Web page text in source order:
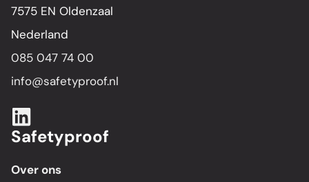
7575 EN Oldenzaal
Nederland
085 047 74 00
info@safetyproof.nl
Safetyproof
Over ons